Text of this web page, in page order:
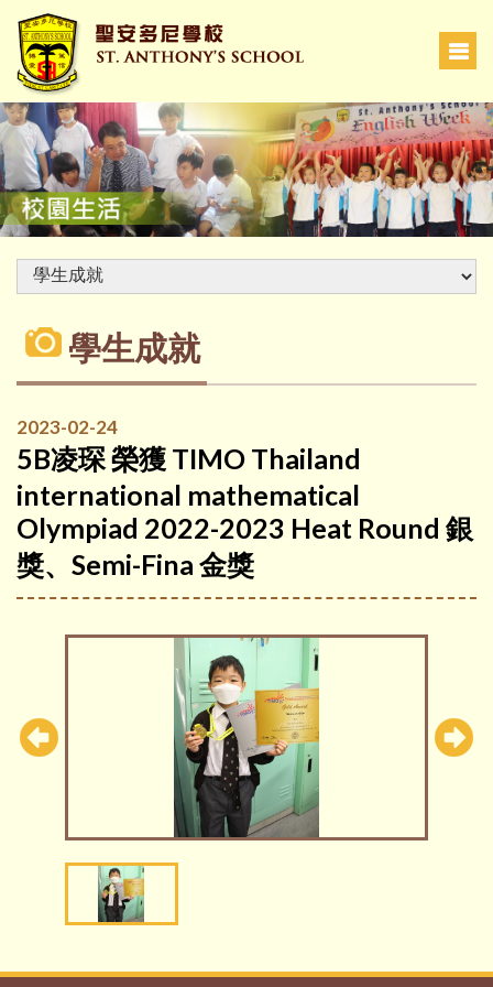
學生成就
2023-02-24
5B凌琛 榮獲 TIMO Thailand
international mathematical
Olympiad 2022-2023 Heat Round 銀
獎、Semi-Fina 金獎